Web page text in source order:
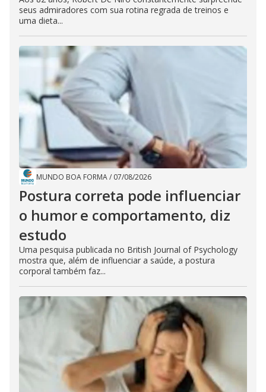
seus admiradores com sua rotina regrada de treinos e
uma dieta...
MUNDO BOA FORMA/ 07/08/2026
Postura correta pode influenciar
o humor e comportamento, diz
estudo
Uma pesquisa publicada no British Journal of Psychology
mostra que, além de influenciar a saúde, a postura
corporal também faz...